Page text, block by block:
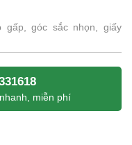
gấp, góc sắc nhọn, giấy
miễn phí